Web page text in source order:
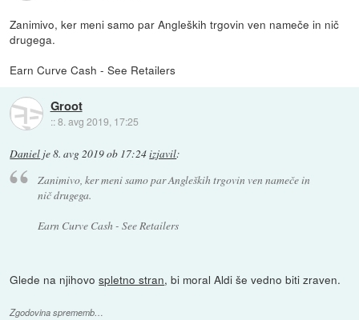
Zanimivo, ker meni samo par Angleških trgovin ven nameče in nič
drugega.
Earn Curve Cash - See Retailers
Groot
::8. avg 2019, 17:25
Daniel je8. avg 2019 ob 17:24izjavil:
Zanimivo, ker meni samo par Angleških trgovin ven nameče in
nič drugega.
Earn Curve Cash - See Retailers
Glede na njihovospletno stran, bi moral Aldi še vedno biti zraven.
Zgodovina sprememb…